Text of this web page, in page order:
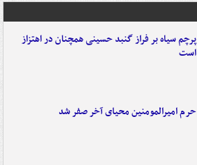
پرچم سیاه بر فراز گنبد حسینی همچنان در اهتزاز
است
حرم امیرالمومنین محیای آخر صفر شد